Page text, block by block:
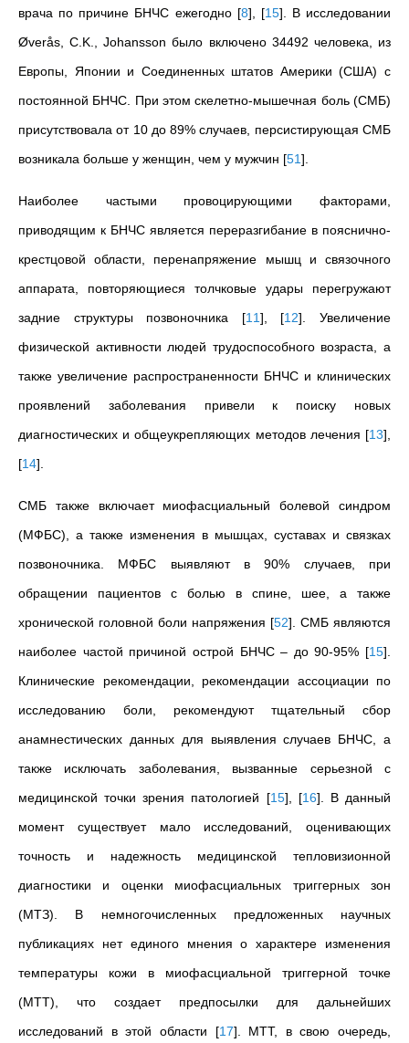
врача по причине БНЧС ежегодно [8] [15] . В исследовании
Øverås, C.K., Johansson было включено 34492 человека, из
Европы, Японии и Соединенных штатов Америки (США) с
постоянной БНЧС. При этом скелетно-мышечная боль (СМБ)
присутствовала от 10 до 89% случаев, персистирующая СМБ
возникала больше у женщин, чем у мужчин [51]
Наиболее частыми провоцирующими факторами,
приводящим к БНЧС является переразгибание в пояснично-
крестцовой области, перенапряжение мышц и связочного
аппарата, повторяющиеся толчковые удары перегружают
задние структуры позвоночника [11] [12] . Увеличение
физической активности людей трудоспособного возраста, а
также увеличение распространенности БНЧС и клинических
проявлений заболевания привели к поиску новых
диагностических и общеукрепляющих методов лечения [13]
[14]
СМБ также включает миофасциальный болевой синдром
(МФБС), а также изменения в мышцах, суставах и связках
позвоночника. МФБС выявляют в 90% случаев, при
обращении пациентов с болью в спине, шее, а также
хронической головной боли напряжения [52] . СМБ являются
наиболее частой причиной острой БНЧС – до 90-95% [15]
Клинические рекомендации, рекомендации ассоциации по
исследованию боли, рекомендуют тщательный сбор
анамнестических данных для выявления случаев БНЧС, а
также исключать заболевания, вызванные серьезной с
медицинской точки зрения патологией [15] [16] . В данный
момент существует мало исследований, оценивающих
точность и надежность медицинской тепловизионной
диагностики и оценки миофасциальных триггерных зон
(МТЗ). В немногочисленных предложенных научных
публикациях нет единого мнения о характере изменения
температуры кожи в миофасциальной триггерной точке
(МТТ), что создает предпосылки для дальнейших
исследований в этой области [17] . МТТ, в свою очередь,